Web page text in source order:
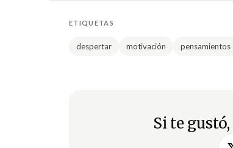
ETIQUETAS
despertar motivación pensamientos
Si te